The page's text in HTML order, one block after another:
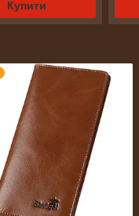
Купити